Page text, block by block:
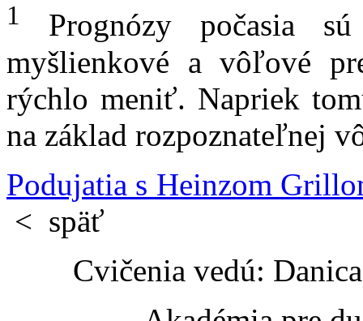
1
Prognózy počasia
myšlienkové a vôľové
rýchlo meniť. Napriek
na základ rozpoznateľnej
Podujatia s Heinzom
< späť
Cvičenia vedú: